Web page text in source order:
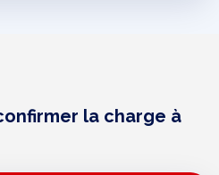
la charge à